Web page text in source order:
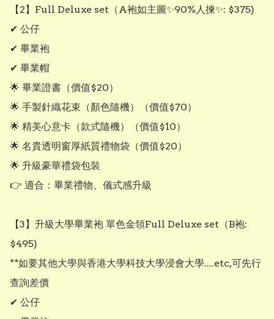
【2】Full Deluxe set（A袍如主圖✨90%人揀✨: $375)
✔ 公仔
✔ 畢業袍
✔ 畢業帽
🌟 畢業證書（價值$20）
🌟 手製針織花束（顏色隨機）（價值$70）
🌟 精美心意卡（款式隨機）（價值$10）
🌟 名貴透明窗厚紙質禮物袋（價值$20）
🌟 升級豪華禮袋包裝
👉 適合：畢業禮物、儀式感升級
【3】升級大學畢業袍 單色金領Full Deluxe set（B袍:
$495)
**如要其他大學與香港大學科技大學浸會大學....etc,可先行
查詢差價
✔ 公仔